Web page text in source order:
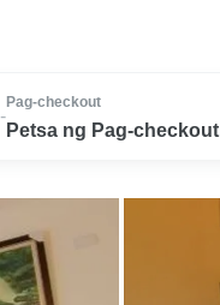
-
Pag-checkout
Petsa ng Pag-checkout